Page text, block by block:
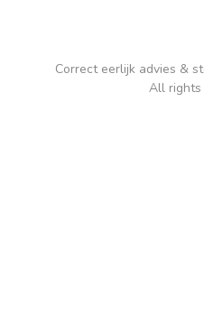
Correct eerlijk advies &
All rights